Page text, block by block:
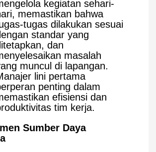
kegiatan sehari-
memastikan bahwa
tugas dilakukan sesuai
standar yang
dan
masalah
muncul di lapangan.
lini pertama
penting dalam
efisiensi dan
tim kerja.
Sumber Daya